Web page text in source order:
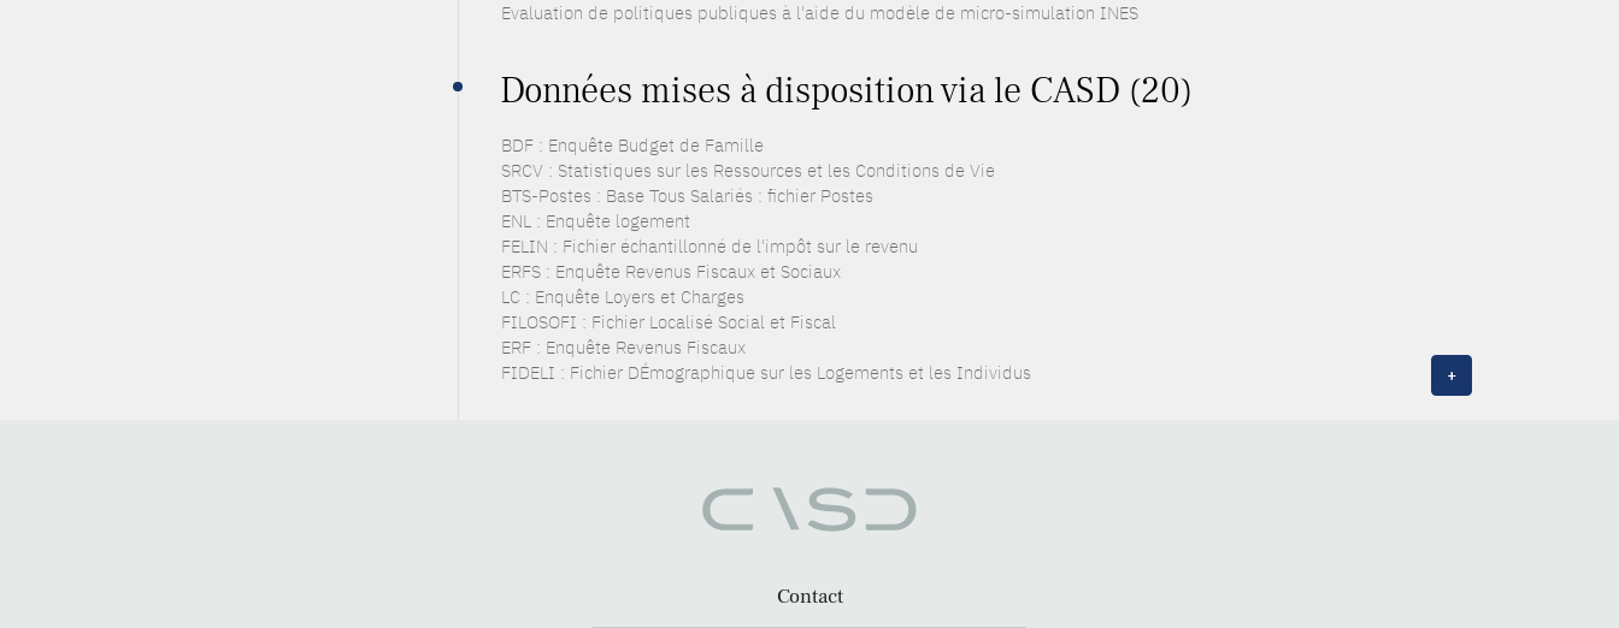
Evaluation de politiques publiques à l'aide du modèle de micro-simulation INES
Données mises à disposition via le CASD (20)
BDF : Enquête Budget de Famille
SRCV : Statistiques sur les Ressources et les Conditions de Vie
BTS-Postes : Base Tous Salariés : fichier Postes
ENL : Enquête logement
FELIN : Fichier échantillonné de l'impôt sur le revenu
ERFS : Enquête Revenus Fiscaux et Sociaux
LC : Enquête Loyers et Charges
FILOSOFI : Fichier Localisé Social et Fiscal
ERF : Enquête Revenus Fiscaux
FIDELI : Fichier DÉmographique sur les Logements et les Individus
+
Contact